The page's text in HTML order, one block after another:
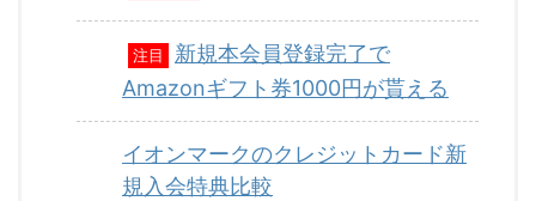
注目
新規本会員登録完了で
Amazonギフト券1000円が貰える
イオンマークのクレジットカード新
規入会特典比較